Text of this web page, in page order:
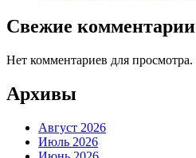
Свежие комментарии
Нет комментариев для просмотра.
Архивы
Август 2026
Июль 2026